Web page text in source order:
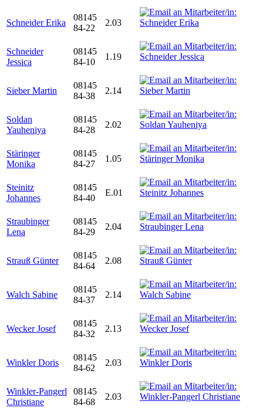
Schneider Erika
08145
84-22
2.03
Schneider
Jessica
08145
84-10
1.19
Sieber Martin
08145
84-38
2.14
Soldan
Yauheniya
08145
84-28
2.02
Stäringer
Monika
08145
84-27
1.05
Steinitz
Johannes
08145
84-40
E.01
Straubinger
Lena
08145
84-29
2.04
Strauß Günter
08145
84-64
2.08
Walch Sabine
08145
84-37
2.14
Wecker Josef
08145
84-32
2.13
Winkler Doris
08145
84-62
2.03
Winkler-Pangerl
Christiane
08145
84-68
2.03